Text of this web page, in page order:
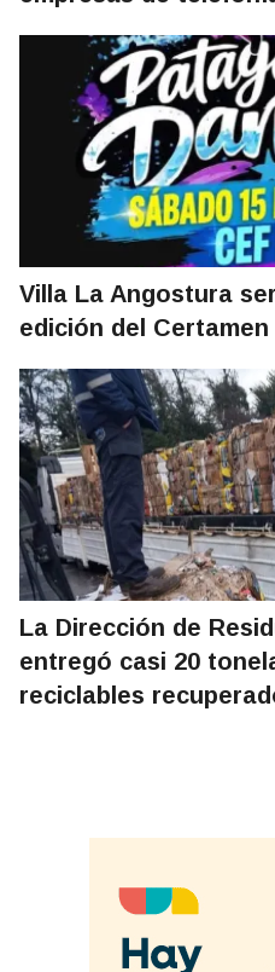
Villa La Angostura
edición del
La Dirección de
entregó casi 20
reciclables